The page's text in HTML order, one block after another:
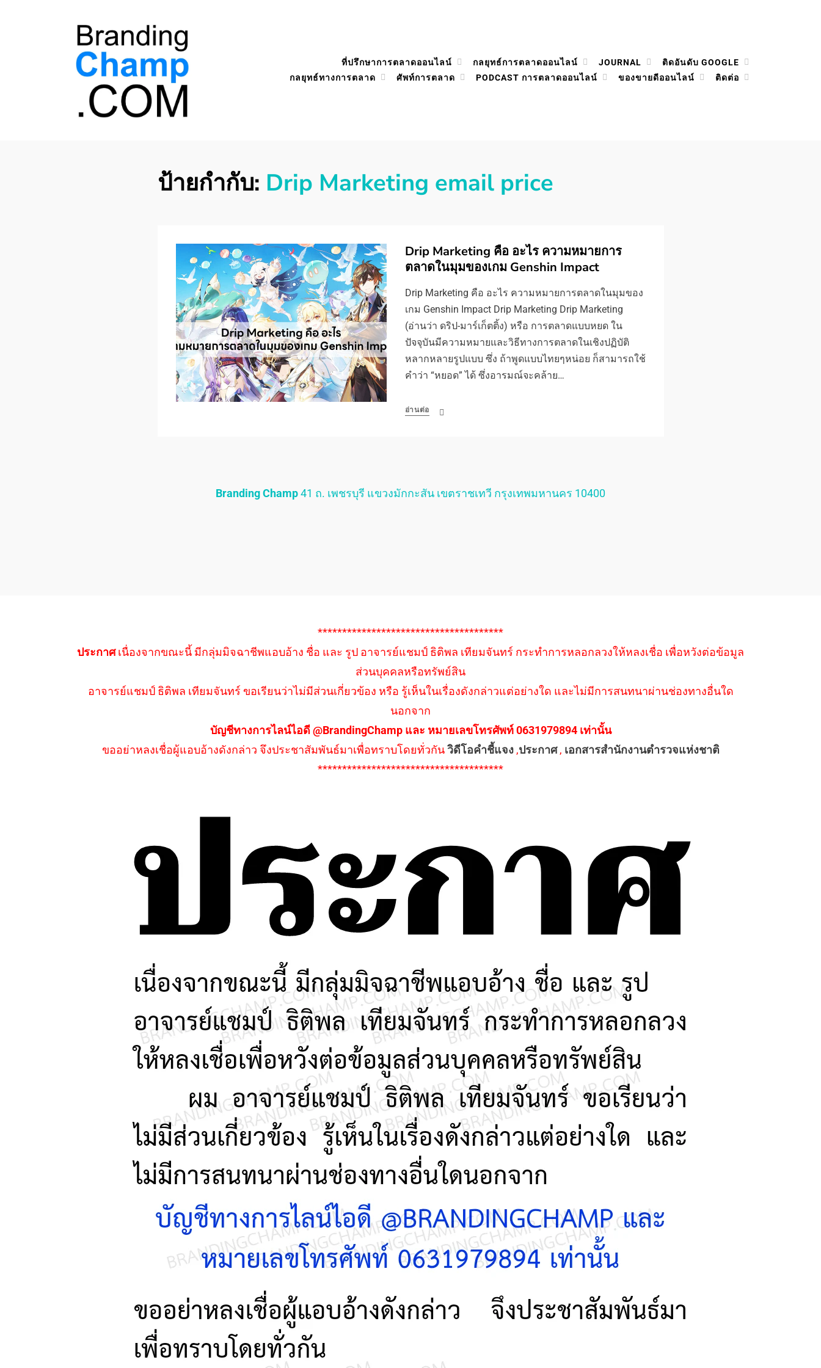
ที่ปรึกษาการตลาดออนไลน์ กลยุทธ์การตลาดออนไลน์ JOURNAL
ติดอันดับ GOOGLE
กลยุทธ์ทางการตลาด
ศัพท์การตลาด PODCAST การตลาดออนไลน์ ของขายดีออนไลน์ ติดต่อ
ป้ายกำกับ: Drip Marketing email price
Drip Marketing คือ อะไร ความหมายการ
ตลาดในมุมของเกม Genshin Impact
Drip Marketing คือ อะไร ความหมายการตลาดในมุมของ
เกม Genshin Impact Drip Marketing Drip Marketing
(อ่านว่า ดริป-มาร์เก็ตติ้ง) หรือ การตลาดแบบหยด ใน
ปัจจุบันมีความหมายและวิธีทางการตลาดในเชิงปฏิบัติ
หลากหลายรูปแบบ ซึ่ง ถ้าพูดแบบไทยๆหน่อย ก็สามารถใช้
คำว่า “หยอด” ได้ ซึ่งอารมณ์จะคล้าย…
อ่านต่อ
Branding Champ41 ถ. เพชรบุรี แขวงมักกะสัน เขตราชเทวี กรุงเทพมหานคร 10400
**************************************
ประกาศเนื่องจากขณะนี้ มีกลุ่มมิจฉาชีพแอบอ้าง ชื่อ และ รูป อาจารย์แชมป์ ธิติพล เทียมจันทร์ กระทำการหลอกลวงให้หลงเชื่อ เพื่อหวังต่อข้อมูล
ส่วนบุคคลหรือทรัพย์สิน
อาจารย์แชมป์ ธิติพล เทียมจันทร์ ขอเรียนว่าไม่มีส่วนเกี่ยวข้อง หรือ รู้เห็นในเรื่องดังกล่าวแต่อย่างใด และไม่มีการสนทนาผ่านช่องทางอื่นใด
นอกจาก
บัญชีทางการไลน์ไอดี @BrandingChamp และ หมายเลขโทรศัพท์ 0631979894 เท่านั้น
ขออย่าหลงเชื่อผู้แอบอ้างดังกล่าว จึงประชาสัมพันธ์มาเพื่อทราบโดยทั่วกันวิดีโอคำชี้แจง,ประกาศ, เอกสารสำนักงานตำรวจแห่งชาติ
**************************************